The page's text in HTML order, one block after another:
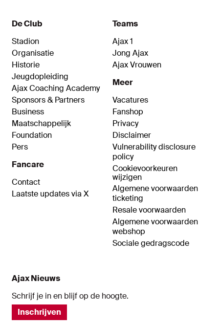
De Club
Stadion
Organisatie
Historie
Jeugdopleiding
Ajax Coaching Academy
Sponsors & Partners
Business
Maatschappelijk
Foundation
Pers
Fancare
Contact
Laatste updates via X
Teams
Ajax 1
Jong Ajax
Ajax Vrouwen
Meer
Vacatures
Fanshop
Privacy
Disclaimer
Vulnerability disclosure
policy
Cookievoorkeuren
wijzigen
Algemene voorwaarden
ticketing
Resale voorwaarden
Algemene voorwaarden
webshop
Sociale gedragscode
Ajax Nieuws
Schrijf je in en blijf op de hoogte.
Inschrijven